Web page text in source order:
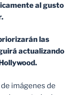
al gusto
las
actualizando
imágenes de